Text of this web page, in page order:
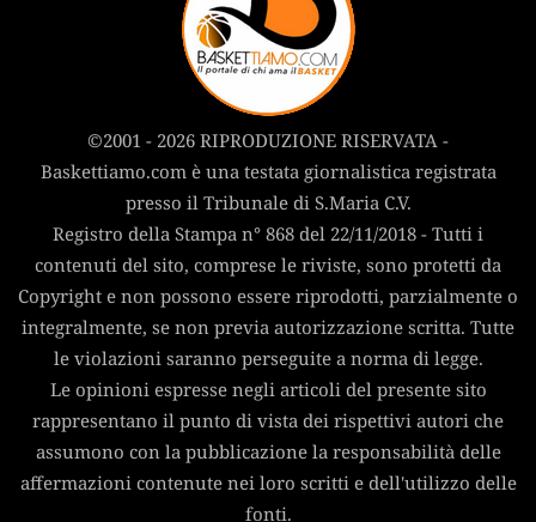
©2001 - 2026 RIPRODUZIONE RISERVATA -
Baskettiamo.com è una testata giornalistica registrata
presso il Tribunale di S.Maria C.V.
Registro della Stampa n° 868 del 22/11/2018 - Tutti i
contenuti del sito, comprese le riviste, sono protetti da
Copyright e non possono essere riprodotti, parzialmente o
integralmente, se non previa autorizzazione scritta. Tutte
le violazioni saranno perseguite a norma di legge.
Le opinioni espresse negli articoli del presente sito
rappresentano il punto di vista dei rispettivi autori che
assumono con la pubblicazione la responsabilità delle
affermazioni contenute nei loro scritti e dell'utilizzo delle
fonti.